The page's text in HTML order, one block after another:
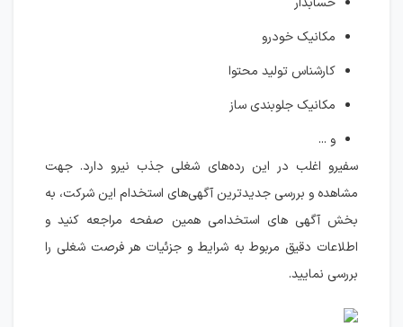
مکانیک خودرو
کارشناس تولید محتوا
مکانیک جلوبندی ساز
و ...
سفیرو اغلب در این رده‌های شغلی جذب نیرو دارد. جهت
مشاهده و بررسی جدیدترین آگهی‌های استخدام این شرکت، به
بخش آگهی های استخدامی همین صفحه مراجعه کنید و
اطلاعات دقیق مربوط به شرایط و جزئیات هر فرصت شغلی را
بررسی نمایید.